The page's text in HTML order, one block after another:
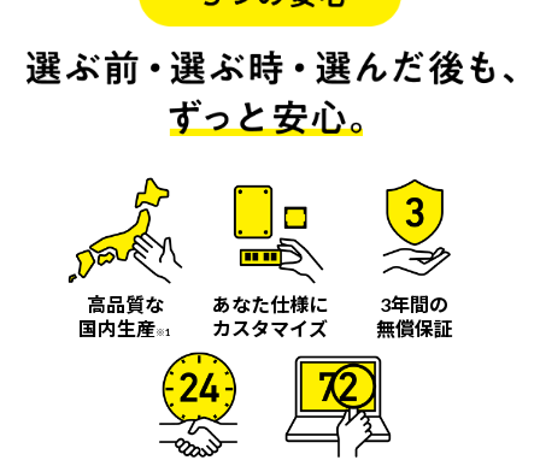
高品質な
国内生産※1
あなた仕様に
カスタマイズ
3年間の
無償保証